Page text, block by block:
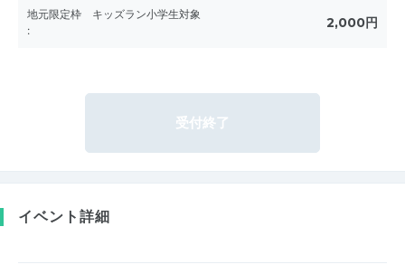
地元限定枠 キッズラン小学生対象
:
2,000円
受付終了
イベント詳細